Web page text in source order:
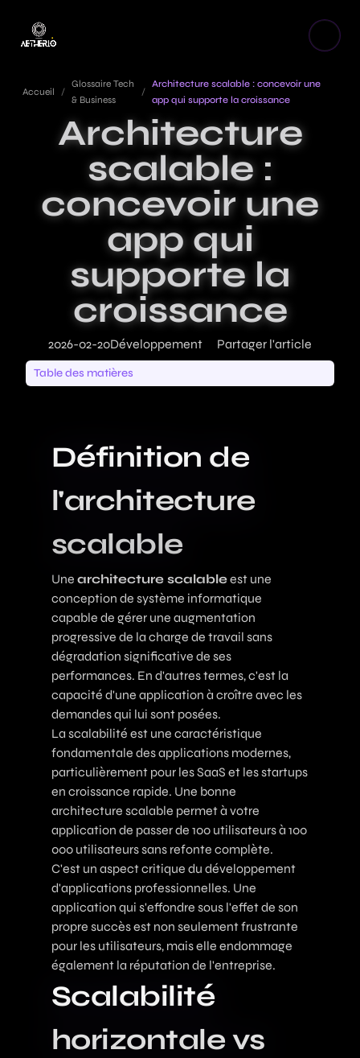
Accueil /
Glossaire Tech
& Business
/
Architecture scalable : concevoir une
app qui supporte la croissance
Architecture
scalable :
concevoir une
app qui
supporte la
croissance
2026-02-20Développement Partager l'article
Table des matières
Définition de
l'architecture
scalable
Une architecture scalableest une
conception de système informatique
capable de gérer une augmentation
progressive de la charge de travail sans
dégradation significative de ses
performances. En d'autres termes, c'est la
capacité d'une application à croître avec les
demandes qui lui sont posées.
La scalabilité est une caractéristique
fondamentale des applications modernes,
particulièrement pour lesSaaS et les startups
en croissance rapide. Une bonne
architecture scalable permet à votre
application de passer de 100 utilisateurs à 100
000 utilisateurs sans refonte complète.
C'est un aspect critique du développement
d'applications professionnelles. Une
application qui s'effondre sous l'effet de son
propre succès est non seulement frustrante
pour les utilisateurs, mais elle endommage
également la réputation de l'entreprise.
Scalabilité
horizontale vs